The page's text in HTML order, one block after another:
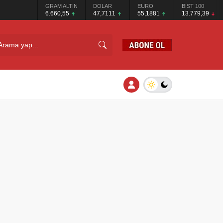
GRAM ALTIN
6.660,55
DOLAR
47,7111
EURO
55,1881
BIST 100
13.779,39